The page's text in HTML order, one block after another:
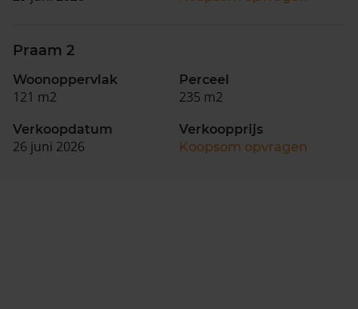
Praam 2
Woonoppervlak
121 m2
Perceel
235 m2
Verkoopdatum
26 juni 2026
Verkoopprijs
Koopsom opvragen